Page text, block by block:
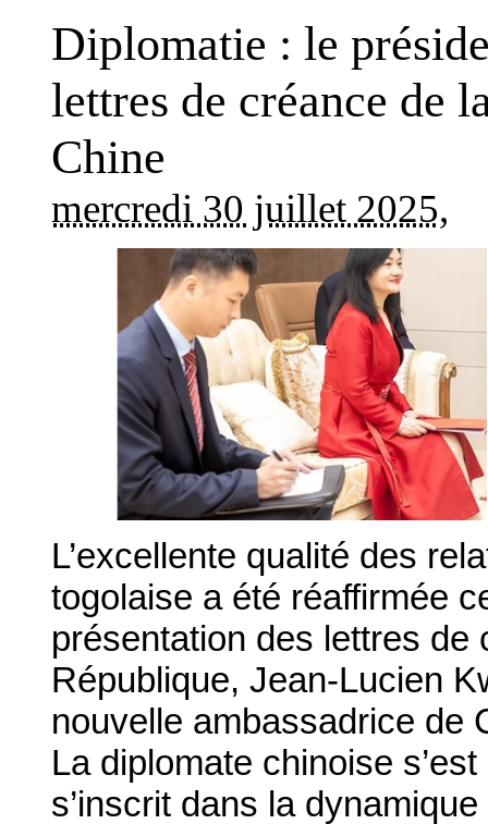
Diplomatie : le
lettres de créance de
Chine
mercredi 30 juillet 2025,
L’excellente qualité des
togolaise a été réaffirmée
présentation des lettres
République, Jean-Lucien
nouvelle ambassadrice de
La diplomate chinoise
s’inscrit dans la